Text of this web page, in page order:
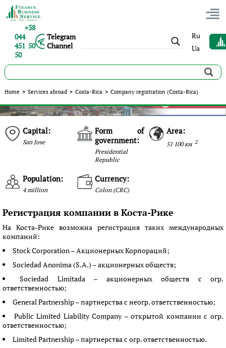
+38
044
451 50
50
Telegram
Channel
Ru
Ua
Home > Services abroad > Costa-Rica > Company registration (Costa-Rica)
Capital:
San Jose
Form of
government:
Presidential
Republic
Area:
51 100 км 2
Population:
4 million
Currency:
Colon (CRC)
Регистрация компании в Коста-Рике
На Коста-Рике возможна регистрация таких международных
компаний:
Stock Corporation – Акционерных Корпораций;
Sociedad Anonima (S.A.) – акционерных обществ;
Sociedad Limitada – акционерных обществ с огр.
ответственностью;
General Partnership – партнерства с неогр. ответственностью;
Public Limited Liability Company – открытой компании с огр.
ответственностью;
Limited Partnership – партнерства с огр. ответственностью.